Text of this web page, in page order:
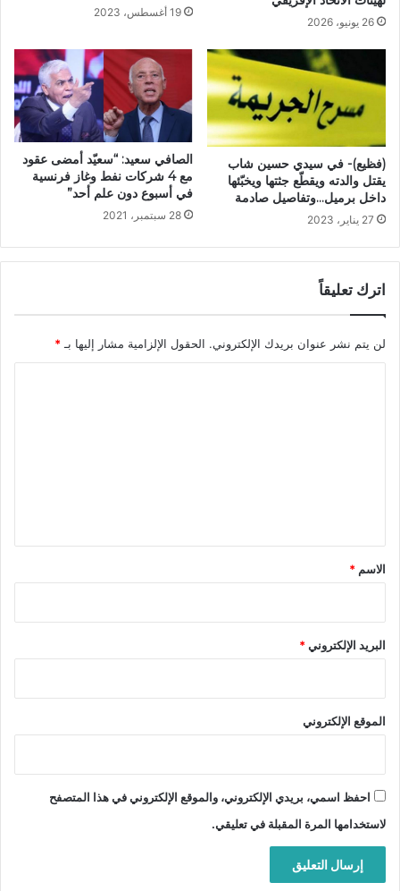
26 يونيو، 2026
19 أغسطس، 2023
(فظيع)- في سيدي حسين شاب
يقتل والدته ويقطّع جثتها ويخبّئها
داخل برميل…وتفاصيل صادمة
27 يناير، 2023
الصافي سعيد: “سعيّد أمضى عقود
مع 4 شركات نفط وغاز فرنسية
في أسبوع دون علم أحد”
28 سبتمبر، 2021
اترك تعليقاً
لن يتم نشر عنوان بريدك الإلكتروني. الحقول الإلزامية مشار إليها بـ *
*
الاسم *
البريد الإلكتروني*
الموقع الإلكتروني
احفظ اسمي، بريدي الإلكتروني، والموقع الإلكتروني في هذا المتصفح
لاستخدامها المرة المقبلة في تعليقي.